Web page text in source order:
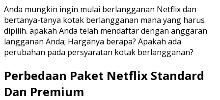
Anda mungkin ingin mulai berlangganan Netflix dan
bertanya-tanya kotak berlangganan mana yang harus
dipilih. apakah Anda telah mendaftar dengan anggaran
langganan Anda; Harganya berapa? Apakah ada
perubahan pada persyaratan kotak berlangganan?
Perbedaan Paket Netflix Standard
Dan Premium